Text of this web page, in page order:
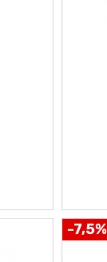
-7,5%